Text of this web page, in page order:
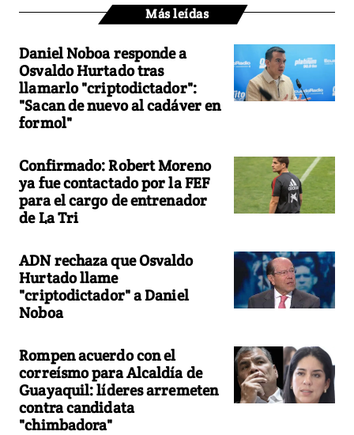
Más leídas
Daniel Noboa responde a
Osvaldo Hurtado tras
llamarlo "criptodictador":
"Sacan de nuevo al cadáver en
formol"
Confirmado: Robert Moreno
ya fue contactado por la FEF
para el cargo de entrenador
de La Tri
ADN rechaza que Osvaldo
Hurtado llame
"criptodictador" a Daniel
Noboa
Rompen acuerdo con el
correísmo para Alcaldía de
Guayaquil: líderes arremeten
contra candidata
"chimbadora"